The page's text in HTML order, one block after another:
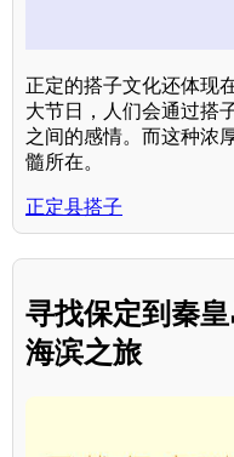
正定的搭子文化还体现
大节日，人们会通过搭
之间的感情。而这种浓
髓所在。
正定县搭子
寻找保定到秦
海滨之旅